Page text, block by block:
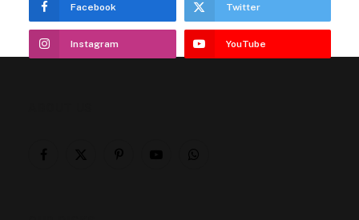
Facebook Twitter
Instagram YouTube